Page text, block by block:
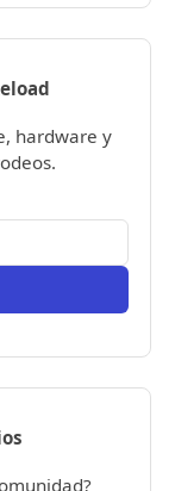
hardware y